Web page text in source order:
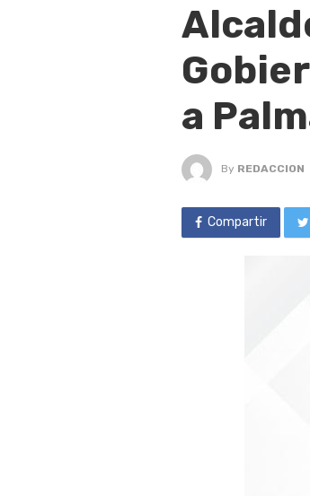
a
By REDACCION
Compartir